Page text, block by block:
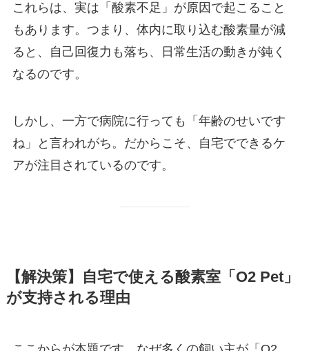
これらは、実は「酸素不足」が原因で起こること
もあります。つまり、体内に取り込む酸素量が減
ると、自己回復力も落ち、日常生活の動きが鈍く
なるのです。
しかし、一方で病院に行っても「年齢のせいです
ね」と言われがち。だからこそ、自宅でできるケ
アが注目されているのです。
【解決策】自宅で使える酸素室「O2 Pet」
が支持される理由